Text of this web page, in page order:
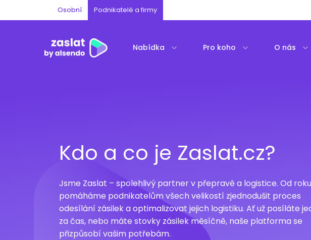
Osobní Podnikatelé a firmy
Nabídka Pro koho O nás
Kdo a co je Zaslat.cz?
Jsme Zaslat – spolehlivý partner v přepravě a logistice. Od roku
pomáháme podnikatelům všech velikostí zjednodušit proces
odesílání zásilek a optimalizovat jejich logistiku. Ať už posíláte
za čas, nebo máte stovky zásilek měsíčně, naše platforma se
přizpůsobí vašim potřebám.